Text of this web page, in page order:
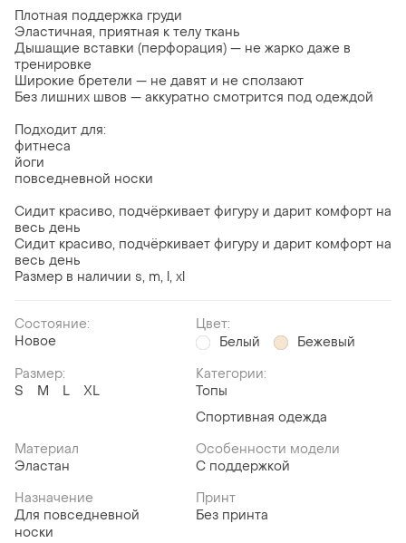
Плотная поддержка груди
Эластичная, приятная к телу ткань
Дышащие вставки (перфорация) — не жарко даже в
тренировке
Широкие бретели — не давят и не сползают
Без лишних швов — аккуратно смотрится под одеждой
Подходит для:
фитнеса
йоги
повседневной носки
Сидит красиво, подчёркивает фигуру и дарит комфорт на
весь день
Сидит красиво, подчёркивает фигуру и дарит комфорт на
весь день
Размер в наличии s, m, l, xl
Состояние:
Новое
Цвет:
Белый
Бежевый
Размер:
S
M L XL
Категории:
Топы
Спортивная одежда
Материал
Эластан
Особенности модели
С поддержкой
Назначение
Для повседневной
носки
Принт
Без принта